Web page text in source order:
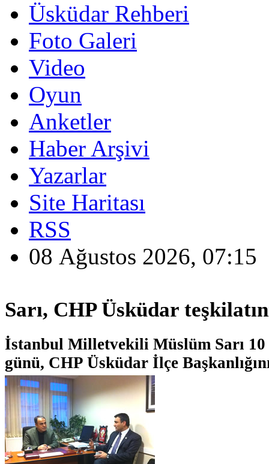
Üsküdar Rehberi
Foto Galeri
Video
Oyun
Anketler
Haber Arşivi
Yazarlar
Site Haritası
RSS
08 Ağustos 2026, 07:15
Sarı, CHP Üsküdar
İstanbul Milletvekili Müslüm Sarı 10
günü, CHP Üsküdar İlçe